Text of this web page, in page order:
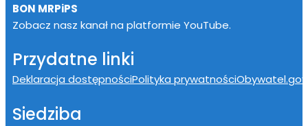
BON MRPiPS
Zobacz nasz kanał na platformie YouTube.
Przydatne linki
Deklaracja dostępnościPolityka prywatności
Siedziba